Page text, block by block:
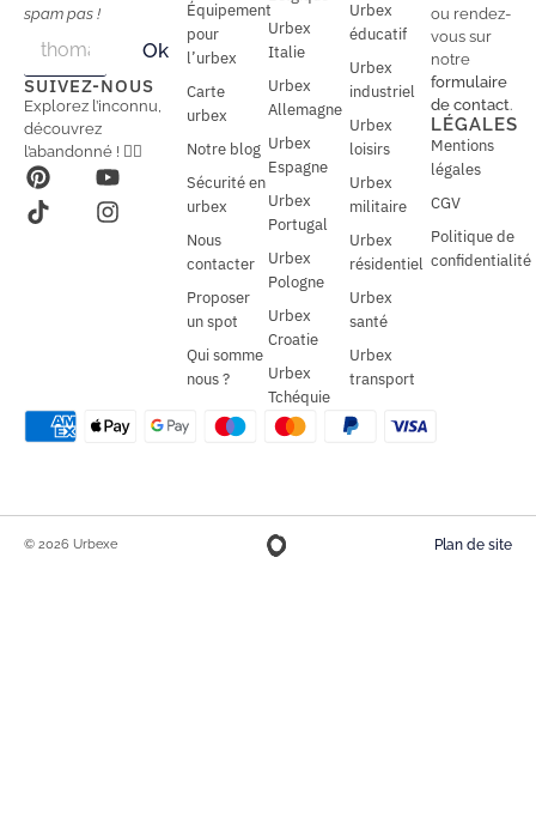
spam pas !
a
i
l
a
i
l
*
Ok
SUIVEZ-NOUS
Explorez l’inconnu,
découvrez
l’abandonné ! 🕵️‍♂️
Équipement
pour
l’urbex
Carte
urbex
Notre blog
Sécurité en
urbex
Nous
contacter
Proposer
un spot
Qui somme
nous ?
Urbex
Italie
Urbex
Allemagne
Urbex
Espagne
Urbex
Portugal
Urbex
Pologne
Urbex
Croatie
Urbex
Tchéquie
Urbex
éducatif
Urbex
industriel
Urbex
loisirs
Urbex
militaire
Urbex
résidentiel
Urbex
santé
Urbex
transport
ou rendez-
vous sur
notre
formulaire
de contact.
LÉGALES
Mentions
légales
CGV
Politique de
confidentialité
© 2026 Urbexe Plan de site